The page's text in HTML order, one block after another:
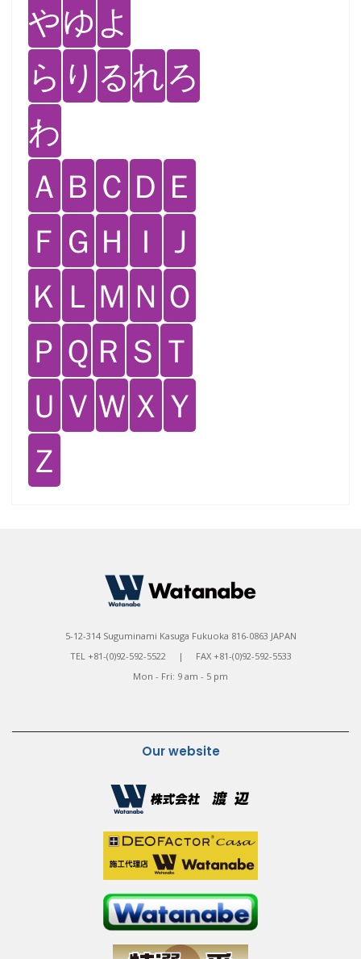
やゆ よ
ら り るれろ
わ
Ａ Ｂ Ｃ Ｄ Ｅ
Ｆ Ｇ Ｈ Ｉ Ｊ
Ｋ Ｌ Ｍ Ｎ Ｏ
Ｐ Ｑ Ｒ Ｓ Ｔ
Ｕ Ｖ Ｗ Ｘ Ｙ
Ｚ
5-12-314 Suguminami Kasuga Fukuoka 816-0863 JAPAN
TEL +81-(0)92-592-5522 | FAX +81-(0)92-592-5533
Mon - Fri: 9 am - 5 pm
Our website